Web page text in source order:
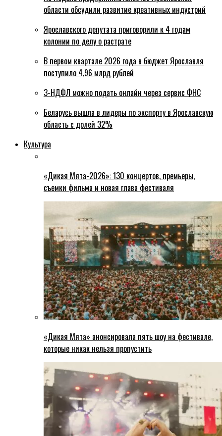
области обсудили развитие креативных индустрий
Ярославского депутата приговорили к 4 годам
колонии по делу о растрате
В первом квартале 2026 года в бюджет Ярославля
поступило 4,96 млрд рублей
3-НДФЛ можно подать онлайн через сервис ФНС
Беларусь вышла в лидеры по экспорту в Ярославскую
область с долей 32%
Культура
«Дикая Мята-2026»: 130 концертов, премьеры,
съемки фильма и новая глава фестиваля
«Дикая Мята» анонсировала пять шоу на фестивале,
которые никак нельзя пропустить